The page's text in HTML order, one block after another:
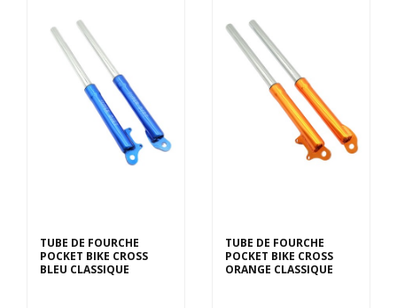
TUBE DE FOURCHE
POCKET BIKE CROSS
BLEU CLASSIQUE
TUBE DE FOURCHE
POCKET BIKE CROSS
ORANGE CLASSIQUE